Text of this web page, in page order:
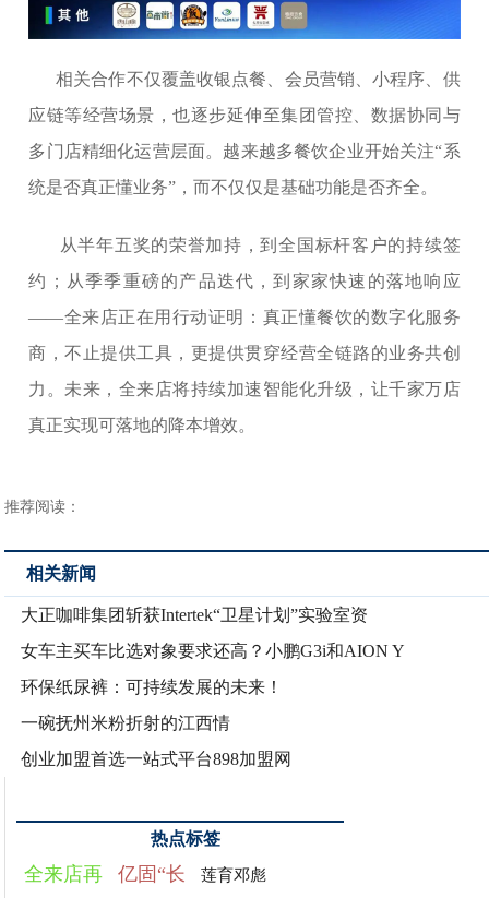
相关合作不仅覆盖收银点餐、会员营销、小程序、供
应链等经营场景，也逐步延伸至集团管控、数据协同与
多门店精细化运营层面。越来越多餐饮企业开始关注“系
统是否真正懂业务”，而不仅仅是基础功能是否齐全。
从半年五奖的荣誉加持，到全国标杆客户的持续签
约；从季季重磅的产品迭代，到家家快速的落地响应
——全来店正在用行动证明：真正懂餐饮的数字化服务
商，不止提供工具，更提供贯穿经营全链路的业务共创
力。未来，全来店将持续加速智能化升级，让千家万店
真正实现可落地的降本增效。
推荐阅读：
相关新闻
大正咖啡集团斩获Intertek“卫星计划”实验室资
女车主买车比选对象要求还高？小鹏G3i和AION Y
环保纸尿裤：可持续发展的未来！
一碗抚州米粉折射的江西情
创业加盟首选一站式平台898加盟网
热点标签
全来店再 亿固“长 莲育邓彪